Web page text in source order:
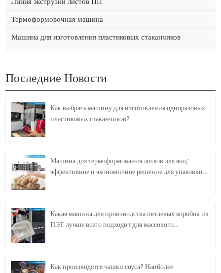
Термоформовочная машина
Машина для изготовления пластиковых стаканчиков
Последние Новости
Как выбрать машину для изготовления одноразовых
пластиковых стаканчиков?
Машина для термоформования лотков для яиц:
эффективное и экономичное решение для упаковки
Какая машина для производства петлевых коробок из
ПЭТ лучше всего подходит для массового
Как производятся чашки соуса? Наиболее